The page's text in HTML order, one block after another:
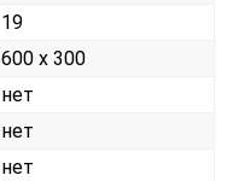
19
600 х 300
нет
нет
нет